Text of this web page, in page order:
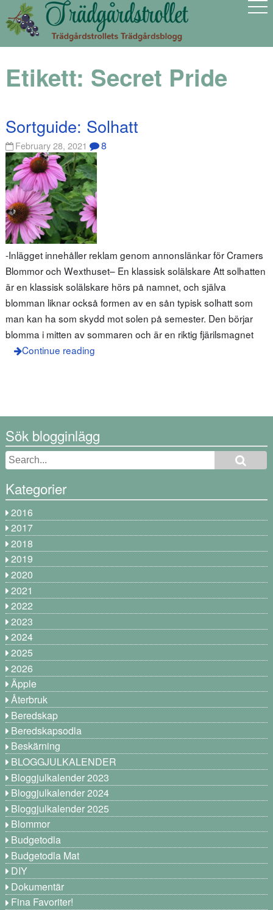
Etikett: Secret Pride
Sortguide: Solhatt
February 28, 2021 8
-Inlägget innehåller reklam genom annonslänkar för Cramers
Blommor och Wexthuset– En klassisk solälskare Att solhatten
är en klassisk solälskare hörs på namnet, och själva
blomman liknar också formen av en sån typisk solhatt som
man kan ha som skydd mot solen på semester. Den börjar
blomma i mitten av sommaren och är en riktig fjärilsmagnet
Continue reading
Sök blogginlägg
Kategorier
2016
2017
2018
2019
2020
2021
2022
2023
2024
2025
2026
Äpple
Återbruk
Beredskap
Beredskapsodla
Beskärning
BLOGGJULKALENDER
Bloggjulkalender 2023
Bloggjulkalender 2024
Bloggjulkalender 2025
Blommor
Budgetodla
Budgetodla Mat
DIY
Dokumentär
Fina Favoriter!